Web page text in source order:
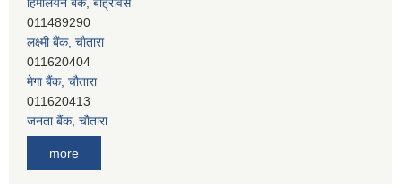
011489290
लक्ष्मी बैंक, चाैतारा
011620404
मेगा बैंक, चाैतारा
011620413
जनता बैंक, चाैतारा
011620406
more